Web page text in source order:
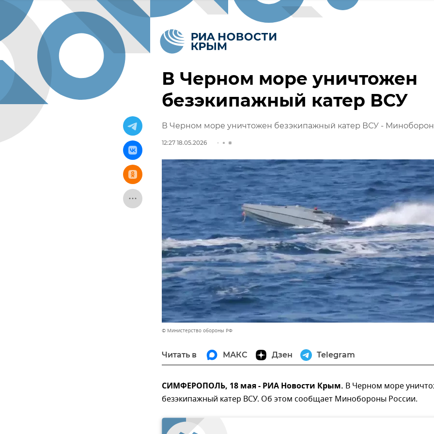
В Черном море уничтожен
безэкипажный катер ВСУ
В Черном море уничтожен безэкипажный катер ВСУ -
12:27 18.05.2026
© Министерство обороны РФ
Читать в МАКС Дзен Telegram
СИМФЕРОПОЛЬ, 18 мая - РИА Новости Крым. В Черном море
безэкипажный катер ВСУ. Об этом сообщает Минобороны России.